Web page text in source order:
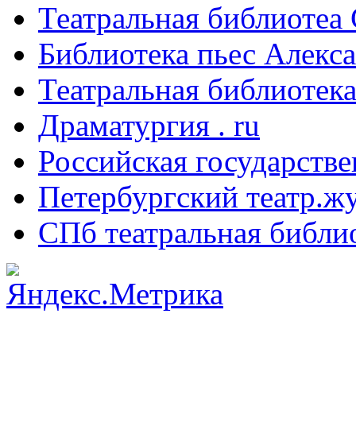
Театральная
Библиотека пьес
Театральная
Драматургия . ru
Российская
Петербургский
СПб театральная